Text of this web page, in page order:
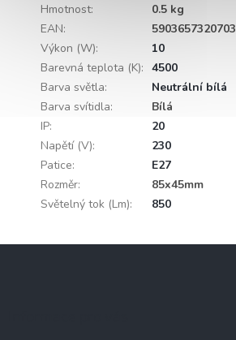
Hmotnost:
0.5 kg
EAN:
5903657320703
Výkon (W):
10
Barevná teplota (K): 4500
Barva světla:
Neutrální bílá
Barva svítidla:
Bílá
IP:
20
Napětí (V):
230
Patice:
E27
Rozměr:
85x45mm
Světelný tok (Lm): 850